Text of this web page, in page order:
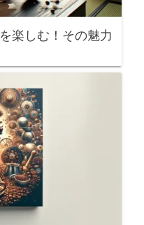
楽しむ！その魅力